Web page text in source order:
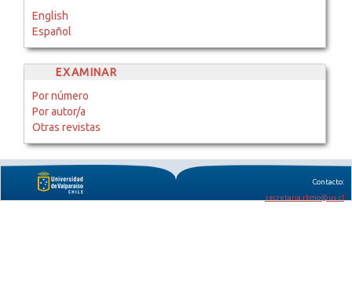
English
Español
EXAMINAR
Por número
Por autor/a
Otras revistas
Contacto:
secretaria.rbmo@uv.cl